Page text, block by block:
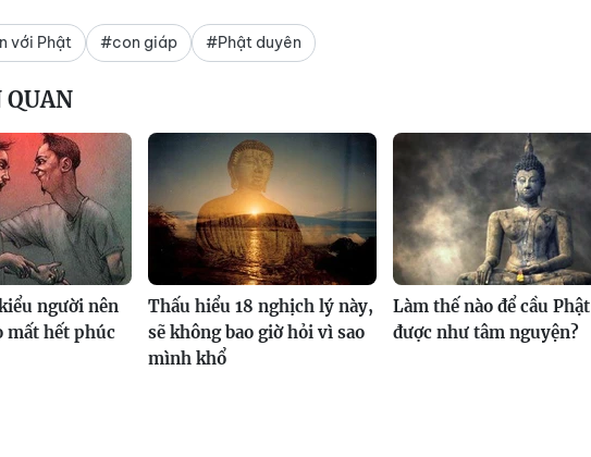
với Phật #con giáp #Phật duyên
người nên
mất hết phúc
Thấu hiểu 18 nghịch lý này,
sẽ không bao giờ hỏi vì sao
mình khổ
Làm thế nào để cầu Phật
được như tâm nguyện?